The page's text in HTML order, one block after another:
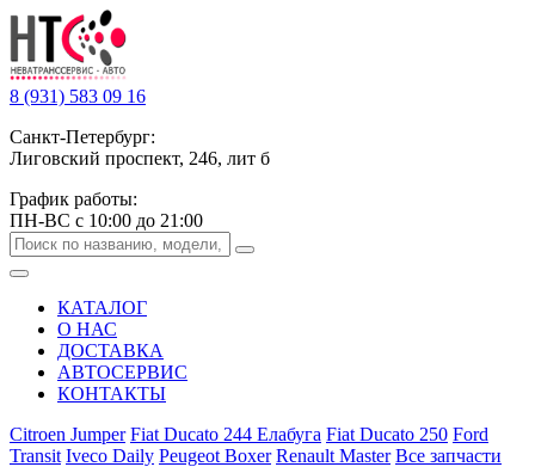
8 (931) 583 09 16
Санкт-Петербург:
Лиговский проспект, 246, лит б
График работы:
ПН-ВС с 10:00 до 21:00
КАТАЛОГ
О НАС
ДОСТАВКА
АВТОСЕРВИС
КОНТАКТЫ
Citroen Jumper Fiat Ducato 244 Елабуга Fiat Ducato 250 Ford
Transit Iveco Daily Peugeot Boxer Renault Master Все запчасти